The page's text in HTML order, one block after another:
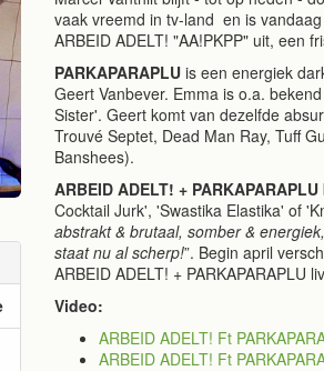
vaak vreemd in tv-land en is
ARBEID ADELT! "AA!PKPP" uit, een
PARKAPARAPLU is een energiek
Geert Vanbever. Emma is o.a.
Sister'. Geert komt van dezelfde
Trouvé Septet, Dead Man Ray, Tuff
Banshees).
ARBEID ADELT! + PARKAPARAPLU
Cocktail Jurk', 'Swastika Elastika' of
abstrakt & brutaal, somber &
staat nu al scherp!”. Begin april
ARBEID ADELT! + PARKAPARAPLU
Video:
ARBEID ADELT! Ft
ARBEID ADELT! Ft